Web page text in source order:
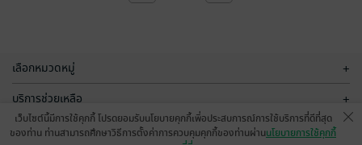
เลือกหมวดหมู่ +
บริการช่วยเหลือ +
เกี่ยวกับเรา
เว็บไซต์นี้มีการใช้คุกกี้ โปรดยอมรับนโยบายคุกกี้เพื่อประสบการณ์การใช้บริการที่ดีที่สุด
ของท่าน ท่านสามารถศึกษาวิธีการตั้งค่าการควบคุมคุกกี้ของท่านผ่านนโยบายการใช้คุกกี้